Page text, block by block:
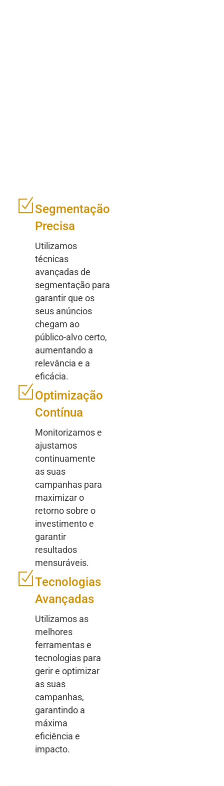
Segmentação
Precisa
Utilizamos
técnicas
avançadas de
segmentação para
garantir que os
seus anúncios
chegam ao
público-alvo certo,
aumentando a
relevância e a
eficácia.
Optimização
Contínua
Monitorizamos e
ajustamos
continuamente
as suas
campanhas para
maximizar o
retorno sobre o
investimento e
garantir
resultados
mensuráveis.
Tecnologias
Avançadas
Utilizamos as
melhores
ferramentas e
tecnologias para
gerir e optimizar
as suas
campanhas,
garantindo a
máxima
eficiência e
impacto.